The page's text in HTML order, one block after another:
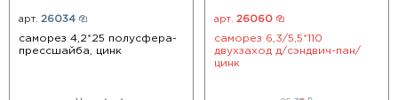
арт. 26034
саморез 4,2*25 полусфера-
прессшайба, цинк
арт. 26060
саморез 6,3/5,5*110
двухзаход д/сэндвич-пан/
цинк